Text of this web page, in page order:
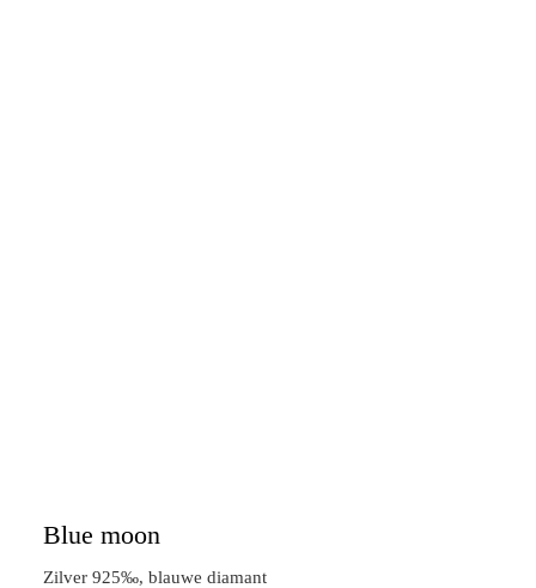
Blue moon
Zilver 925‰, blauwe diamant